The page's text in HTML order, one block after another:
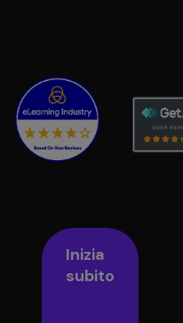
Inizia
subito